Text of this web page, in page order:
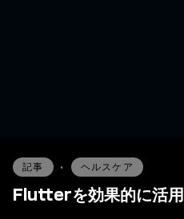
記事 • ヘルスケア
Flutterを効果的に活